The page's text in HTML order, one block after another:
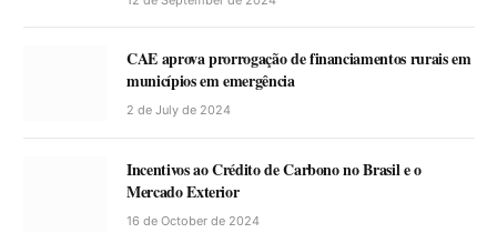
CAE aprova prorrogação de financiamentos rurais em
municípios em emergência
2 de July de 2024
Incentivos ao Crédito de Carbono no Brasil e o
Mercado Exterior
16 de October de 2024